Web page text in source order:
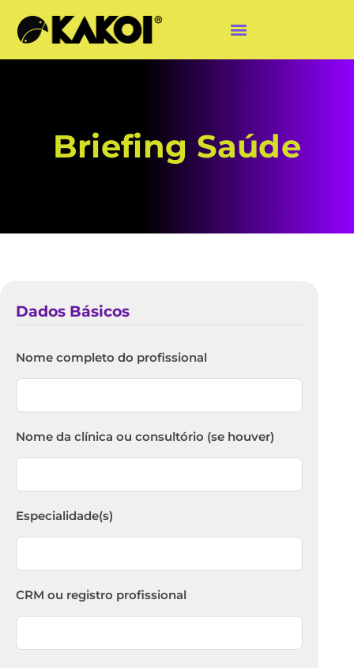
Briefing Saúde
Dados Básicos
Nome completo do profissional
Nome da clínica ou consultório (se houver)
Especialidade(s)
CRM ou registro profissional